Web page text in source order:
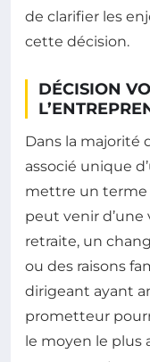
de clarifier les
cette décision.
DÉCISION
Dans la majorité
associé unique
mettre un terme
peut venir
retraite, un
ou des raisons
dirigeant ayant
prometteur
le moyen le plus